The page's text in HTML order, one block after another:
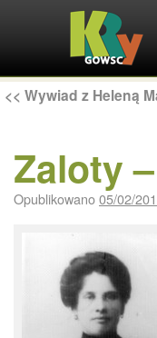
<< Wywiad z Heleną
Zaloty
Opublikowano05/02/